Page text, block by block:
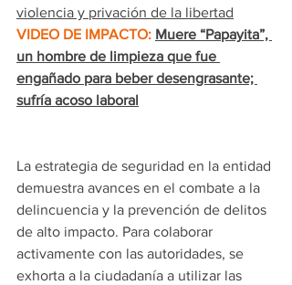
violencia y privación de la libertad
VIDEO DE IMPACTO: Muere “Papayita”,
un hombre de limpieza que fue
engañado para beber desengrasante;
sufría acoso laboral
La estrategia de seguridad en la entidad
demuestra avances en el combate a la
delincuencia y la prevención de delitos
de alto impacto. Para colaborar
activamente con las autoridades, se
exhorta a la ciudadanía a utilizar las